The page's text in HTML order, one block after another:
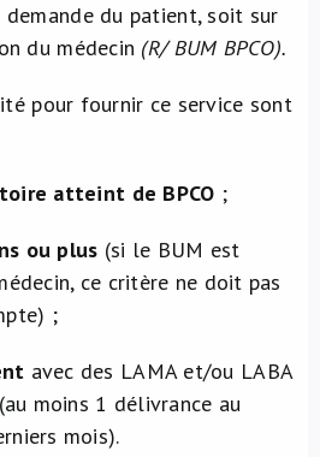
du patient, soit sur
du médecin (R/ BUM BPCO).
pour fournir ce service sont
atteint de BPCO ;
ou plus (si le BUM est
ce critère ne doit pas
;
avec des LAMA et/ou LABA
moins 1 délivrance au
mois).